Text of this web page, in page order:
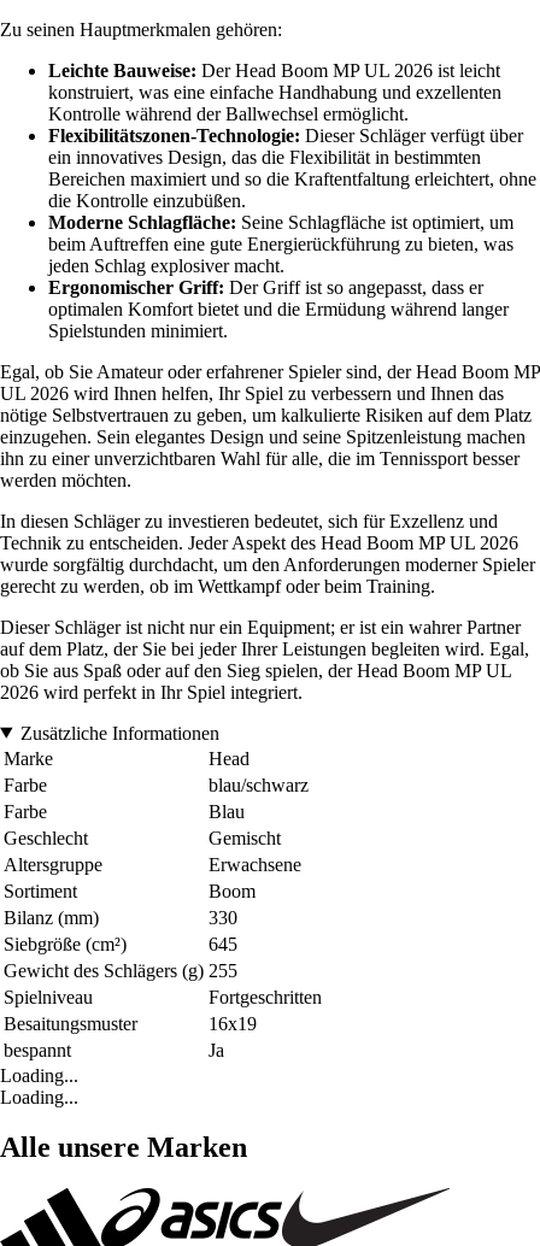
Zu seinen Hauptmerkmalen gehören:
Leichte Bauweise: Der Head Boom MP UL 2026 ist leicht
konstruiert, was eine einfache Handhabung und exzellenten
Kontrolle während der Ballwechsel ermöglicht.
Flexibilitätszonen-Technologie: Dieser Schläger verfügt über
ein innovatives Design, das die Flexibilität in bestimmten
Bereichen maximiert und so die Kraftentfaltung erleichtert, ohne
die Kontrolle einzubüßen.
Moderne Schlagfläche: Seine Schlagfläche ist optimiert, um
beim Auftreffen eine gute Energierückführung zu bieten, was
jeden Schlag explosiver macht.
Ergonomischer Griff: Der Griff ist so angepasst, dass er
optimalen Komfort bietet und die Ermüdung während langer
Spielstunden minimiert.
Egal, ob Sie Amateur oder erfahrener Spieler sind, der Head Boom MP
UL 2026 wird Ihnen helfen, Ihr Spiel zu verbessern und Ihnen das
nötige Selbstvertrauen zu geben, um kalkulierte Risiken auf dem Platz
einzugehen. Sein elegantes Design und seine Spitzenleistung machen
ihn zu einer unverzichtbaren Wahl für alle, die im Tennissport besser
werden möchten.
In diesen Schläger zu investieren bedeutet, sich für Exzellenz und
Technik zu entscheiden. Jeder Aspekt des Head Boom MP UL 2026
wurde sorgfältig durchdacht, um den Anforderungen moderner Spieler
gerecht zu werden, ob im Wettkampf oder beim Training.
Dieser Schläger ist nicht nur ein Equipment; er ist ein wahrer Partner
auf dem Platz, der Sie bei jeder Ihrer Leistungen begleiten wird. Egal,
ob Sie aus Spaß oder auf den Sieg spielen, der Head Boom MP UL
2026 wird perfekt in Ihr Spiel integriert.
Zusätzliche Informationen
Marke
Head
Farbe
blau/schwarz
Farbe
Blau
Geschlecht
Gemischt
Altersgruppe
Erwachsene
Sortiment
Boom
Bilanz (mm)
330
Siebgröße (cm²)
645
Gewicht des Schlägers (g) 255
Spielniveau
Fortgeschritten
Besaitungsmuster
16x19
bespannt
Ja
Loading...
Loading...
Alle unsere Marken